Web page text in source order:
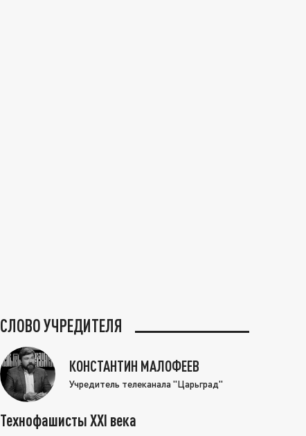
СЛОВО УЧРЕДИТЕЛЯ
КОНСТАНТИН МАЛОФЕЕВ
Учредитель телеканала "Царьград"
Технофашисты XXI века